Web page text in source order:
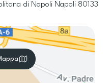
di Napoli Napoli 80133